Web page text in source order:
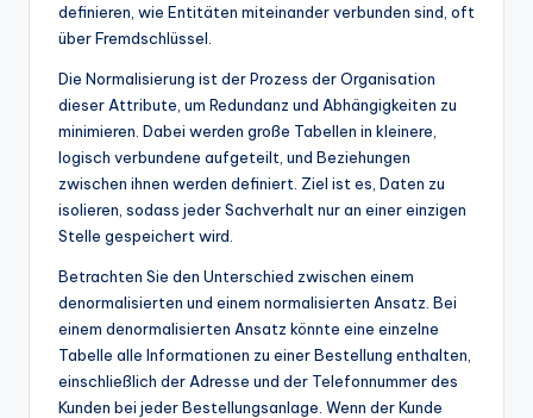
definieren, wie Entitäten miteinander verbunden sind, oft
über Fremdschlüssel.
Die Normalisierung ist der Prozess der Organisation
dieser Attribute, um Redundanz und Abhängigkeiten zu
minimieren. Dabei werden große Tabellen in kleinere,
logisch verbundene aufgeteilt, und Beziehungen
zwischen ihnen werden definiert. Ziel ist es, Daten zu
isolieren, sodass jeder Sachverhalt nur an einer einzigen
Stelle gespeichert wird.
Betrachten Sie den Unterschied zwischen einem
denormalisierten und einem normalisierten Ansatz. Bei
einem denormalisierten Ansatz könnte eine einzelne
Tabelle alle Informationen zu einer Bestellung enthalten,
einschließlich der Adresse und der Telefonnummer des
Kunden bei jeder Bestellungsanlage. Wenn der Kunde